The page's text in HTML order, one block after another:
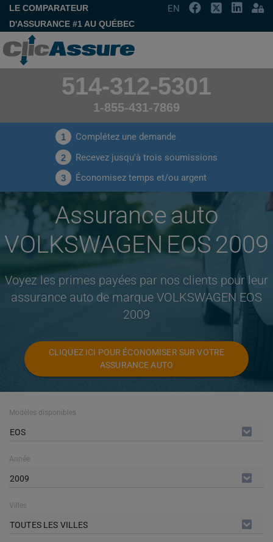
LE COMPARATEUR
D'ASSURANCE #1 AU QUÉBEC
EN
514-312-5301
1-855-431-7869
1 Complétez une demande
2 Recevez jusqu'à trois soumissions
3 Économisez temps et/ou argent
Assurance auto
VOLKSWAGEN EOS 2009
Voyez les primes payées par nos clients pour leur
assurance auto de marque VOLKSWAGEN EOS
2009
CLIQUEZ ICI POUR ÉCONOMISER SUR VOTRE
ASSURANCE AUTO
Modèles disponibles
EOS
Année
2009
Villes
TOUTES LES VILLES